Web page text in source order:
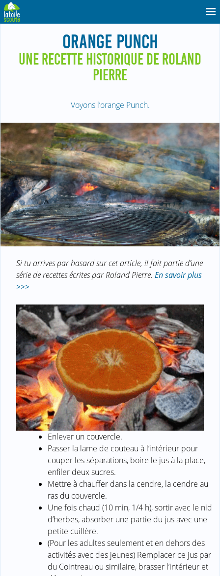
ORANGE PUNCH
UNE RECETTE HISTORIQUE DE ROLAND
PIERRE
Voyons l’orange Punch.
Si tu arrives par hasard sur cet article, il fait partie d’une
série de recettes écrites par Roland Pierre. En savoir plus
>>>
Enlever un couvercle.
Passer la lame de couteau à l’intérieur pour
couper les séparations, boire le jus à la place,
enfiler deux sucres.
Mettre à chauffer dans la cendre, la cendre au
ras du couvercle.
Une fois chaud (10 min, 1/4 h), sortir avec le nid
d’herbes, absorber une partie du jus avec une
petite cuillère.
(Pour les adultes seulement et en dehors des
activités avec des jeunes) Remplacer ce jus par
du Cointreau ou similaire, brasser l’intérieur et